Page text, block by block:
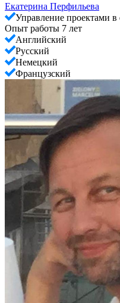
Екатерина Перфильева
Управление проектами в
Опыт работы 7 лет
Английский
Русский
Немецкий
Французский